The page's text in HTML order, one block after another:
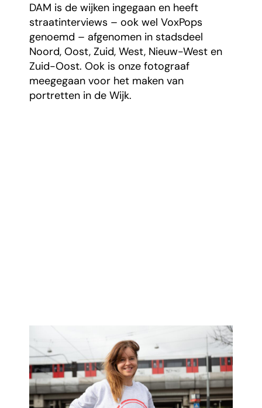
DAM is de wijken ingegaan en heeft
straatinterviews – ook wel VoxPops
genoemd – afgenomen in stadsdeel
Noord, Oost, Zuid, West, Nieuw-West en
Zuid-Oost. Ook is onze fotograaf
meegegaan voor het maken van
portretten in de Wijk.